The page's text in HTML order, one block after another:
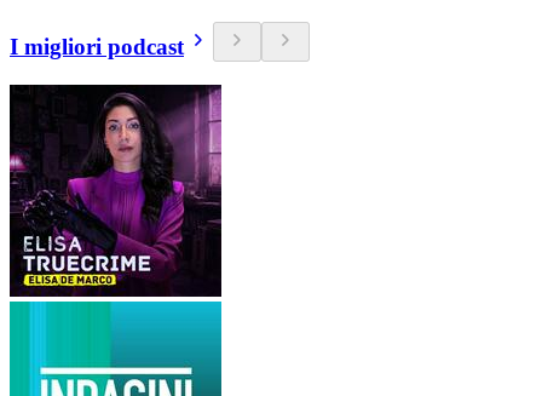
I migliori podcast